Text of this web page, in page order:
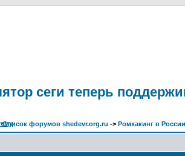
сеги теперь
Список форумов shedevr.org.ru -> Ромхакинг в